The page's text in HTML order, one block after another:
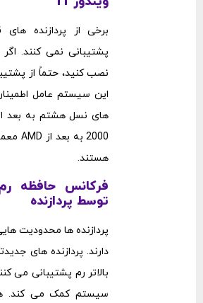
نصب کنید، حتماً از
این سیستم‌ عامل
هستند.
فرکانس حافظه
توسط پردازنده
پردازنده ‌ها محدودیت‌
دارند. پردازنده ‌های
بالاتر رم پشتیبانی می